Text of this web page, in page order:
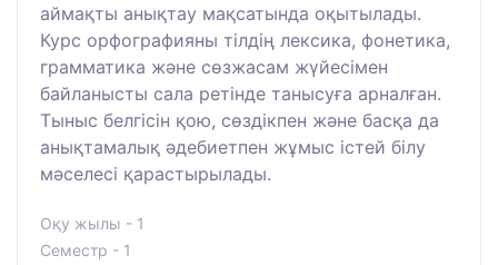
аймақты анықтау мақсатында оқытылады.
Курс орфографияны тілдің лексика, фонетика,
грамматика және сөзжасам жүйесімен
байланысты сала ретінде танысуға арналған.
Тыныс белгісін қою, сөздікпен және басқа да
анықтамалық әдебиетпен жұмыс істей білу
мәселесі қарастырылады.
Оқу жылы - 1
Семестр - 1